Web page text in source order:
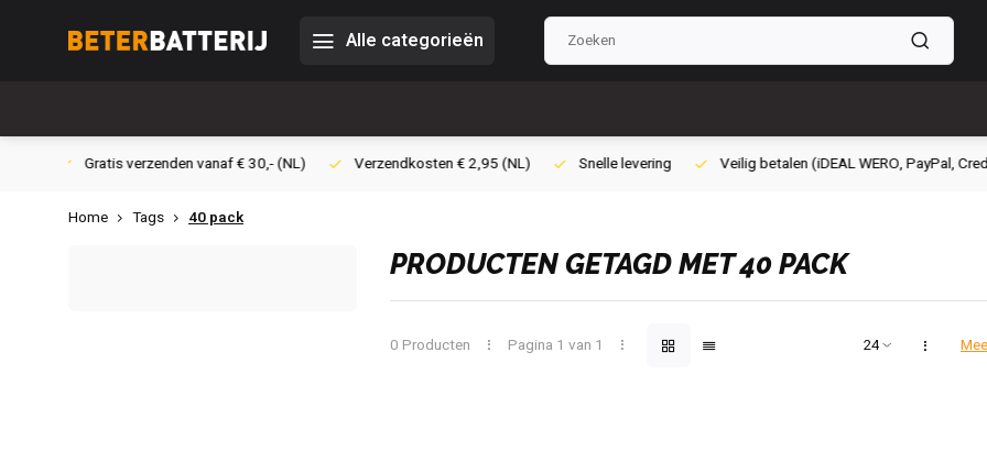
Alle categorieën
Verzendkosten € 2,95 (NL) Snelle levering Veilig betalen (iDEAL WERO, PayPal, Credit card of Achteraf betalen)
Home Tags 40 pack
PRODUCTEN GETAGD MET 40 PACK
0 Producten Pagina 1 van 1